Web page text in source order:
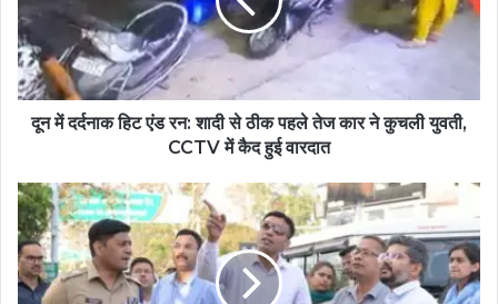
दून में दर्दनाक हिट एंड रन: शादी से ठीक पहले तेज कार ने कुचली युवती,
CCTV में कैद हुई वारदात